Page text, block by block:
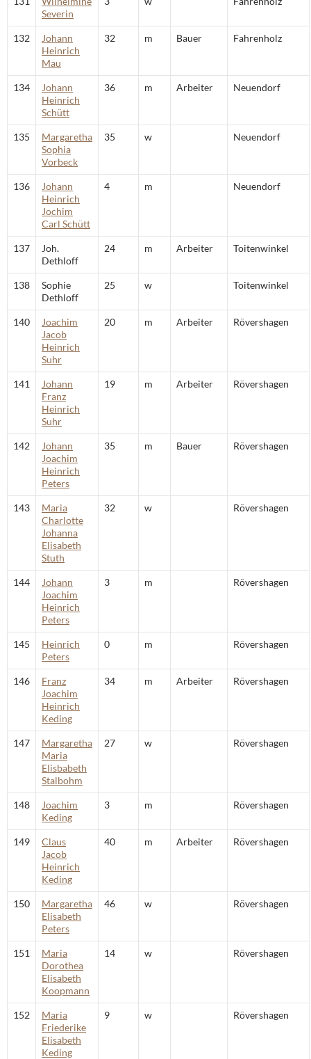
Severin
132
Johann
Heinrich
Mau
32 m Bauer Fahrenholz
134
Johann
Heinrich
Schütt
36 m Arbeiter Neuendorf
135
Margaretha
Sophia
Vorbeck
35 w Neuendorf
136
Johann
Heinrich
Jochim
Carl Schütt
4 m Neuendorf
137
Joh.
Dethloff
24 m Arbeiter Toitenwinkel
138
Sophie
Dethloff
25 w Toitenwinkel
140
Joachim
Jacob
Heinrich
Suhr
20 m Arbeiter Rövershagen
141
Johann
Franz
Heinrich
Suhr
19 m Arbeiter Rövershagen
142
Johann
Joachim
Heinrich
Peters
35 m Bauer Rövershagen
143
Maria
Charlotte
Johanna
Elisabeth
Stuth
32 w Rövershagen
144
Johann
Joachim
Heinrich
Peters
3 m Rövershagen
145
Heinrich
Peters
0 m Rövershagen
146
Franz
Joachim
Heinrich
Keding
34 m Arbeiter Rövershagen
147
Margaretha
Maria
Elisbabeth
Stalbohm
27 w Rövershagen
148
Joachim
Keding
3 m Rövershagen
149
Claus
Jacob
Heinrich
Keding
40 m Arbeiter Rövershagen
150
Margaretha
Elisabeth
Peters
46 w Rövershagen
151
Maria
Dorothea
Elisabeth
Koopmann
14 w Rövershagen
152
Maria
Friederike
Elisabeth
Keding
9 w Rövershagen